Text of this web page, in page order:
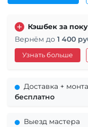
Кэшбек за
Вернём до 1 400
Узнать больше
Доставка +
бесплатно
Выезд мастера